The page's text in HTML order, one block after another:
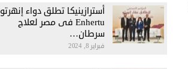
أسترازينيكا تطلق دواء إنهرتو
Enhertu فى مصر لعلاج
سرطان…
فبراير 8, 2024